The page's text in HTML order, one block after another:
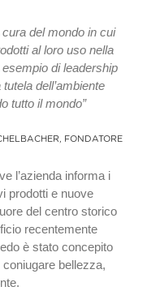
del mondo in cui
al loro uso nella
di leadership
dell’ambiente
tutto il mondo”
FONDATORE
l’azienda informa i
prodotti e nuove
del centro storico
recentemente
è stato concepito
bellezza,